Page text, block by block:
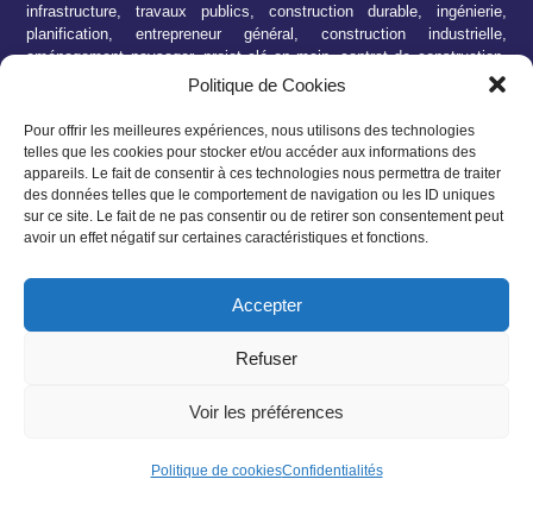
Politique de Cookies
Pour offrir les meilleures expériences, nous utilisons des technologies
telles que les cookies pour stocker et/ou accéder aux informations des
appareils. Le fait de consentir à ces technologies nous permettra de traiter
des données telles que le comportement de navigation ou les ID uniques
sur ce site. Le fait de ne pas consentir ou de retirer son consentement peut
avoir un effet négatif sur certaines caractéristiques et fonctions.
Accepter
Refuser
Voir les préférences
Politique de cookiesConfidentialités
infrastructure, travaux publics, construction durable, ingénierie,
planification, entrepreneur général, construction industrielle,
aménagement paysager, projet clé en main, contrat de construction,
rénovation intérieure, extérieure, démolition, conformité aux normes,
équipe expérimentée, client satisfait, respect des délais, devis
personnalisé, partenariat solide, construction haut de gamme,
construction modulaire, écoconstruction, modernisation, restauration,
expertise en génie civil, construction résiliente, entreprise certifiée,
suivi de projet, expertise sectorielle, construction sur mesure,
technologie de construction avancée, respect de l’environnement,
construction commerciale haut de gamme, construction résidentielle
de qualité supérieure.
Designed & powered byCARACTERE
Politique de cookies (UE)